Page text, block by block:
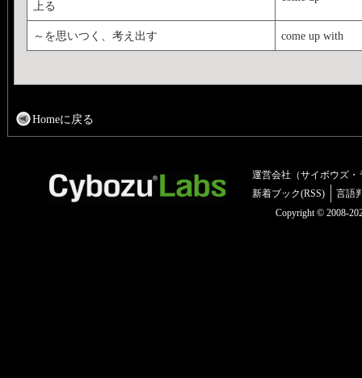
上る
～を思いつく、考え出す come up with
Homeに戻る
運営会社（サイボウズ・
新着ブック(RSS)
言語
Copyright © 2008-